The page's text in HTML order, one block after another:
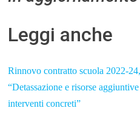
Leggi anche
Rinnovo contratto scuola 2022-
“Detassazione e risorse
interventi concreti”